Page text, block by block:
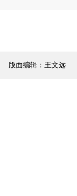
版面编辑：王文远